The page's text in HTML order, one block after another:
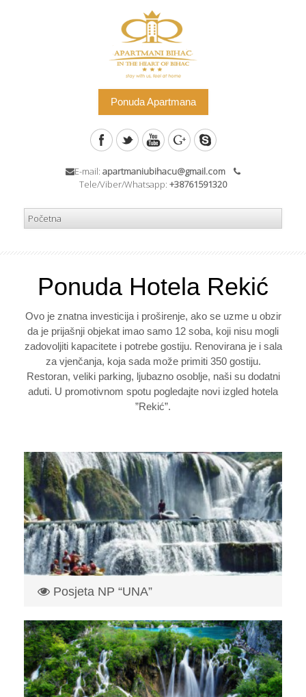
Ponuda Apartmana
E-mail: apartmaniubihacu@gmail.com
Tele/Viber/Whatsapp: +38761591320
Ponuda Hotela Rekić
Ovo je znatna investicija i proširenje, ako se uzme u obzir
da je prijašnji objekat imao samo 12 soba, koji nisu mogli
zadovoljiti kapacitete i potrebe gostiju. Renovirana je i sala
za vjenčanja, koja sada može primiti 350 gostiju.
Restoran, veliki parking, ljubazno osoblje, naši su dodatni
aduti. U promotivnom spotu pogledajte novi izgled hotela
”Rekić”.
Posjeta NP “UNA”
rijeke Une,...
Read More